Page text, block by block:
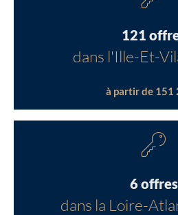
121
dans l'Ille-Et-
à partir de 151
6 offres
dans la Loire-